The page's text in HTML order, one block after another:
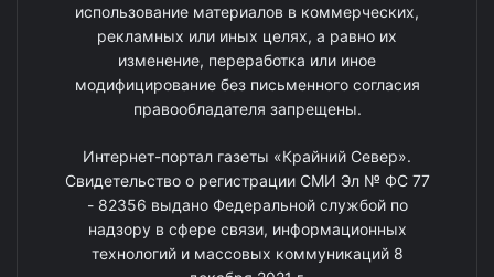
использование материалов в коммерческих,
рекламных или иных целях, а равно их
изменение, переработка или иное
модифицирование без письменного согласия
правообладателя запрещены.
Интернет-портал газеты «Крайний Север».
Свидетельство о регистрации СМИ Эл № ФС 77
- 82356 выдано Федеральной службой по
надзору в сфере связи, информационных
технологий и массовых коммуникаций 8